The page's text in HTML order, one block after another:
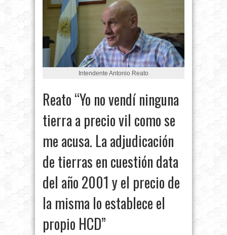
Intendente Antonio Reato
Reato “Yo no vendí ninguna
tierra a precio vil como se
me acusa. La adjudicación
de tierras en cuestión data
del año 2001 y el precio de
la misma lo establece el
propio HCD”